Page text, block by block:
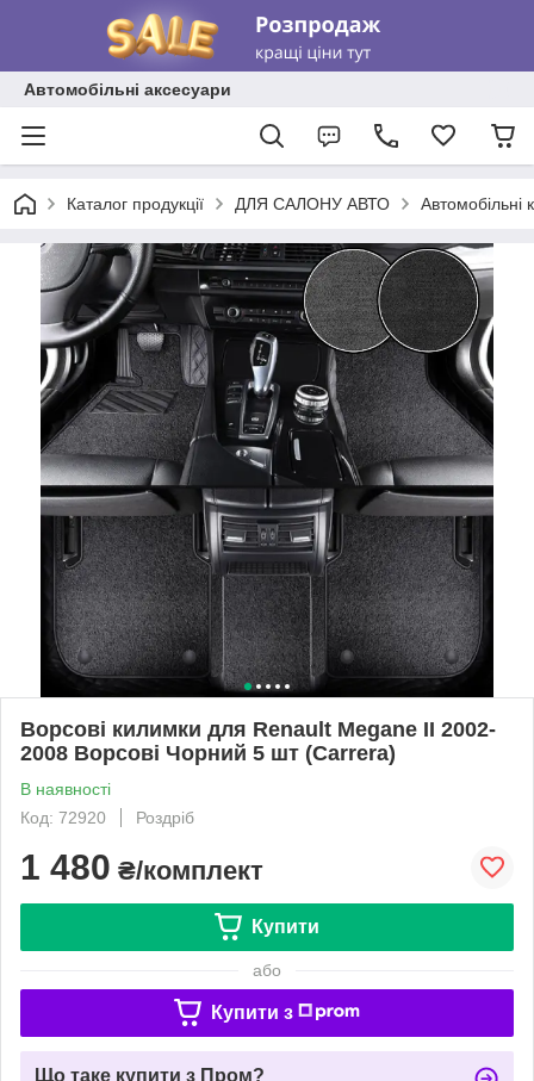
Автомобільні аксесуари
Каталог продукції ДЛЯ САЛОНУ АВТО Автомобільні
Ворсові килимки для Renault Megane II 2002-
2008 Ворсові Чорний 5 шт (Carrera)
В наявності
Код: 72920
Роздріб
1 480 ₴/комплект
Купити
або
Купити з
Що таке купити з Пром?